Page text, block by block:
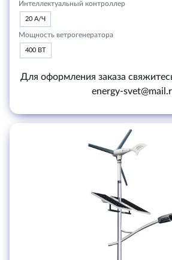
Интеллектуальный контроллер
20 А/Ч
Мощность ветрогенератора
400 ВТ
Для оформления заказа
energy-